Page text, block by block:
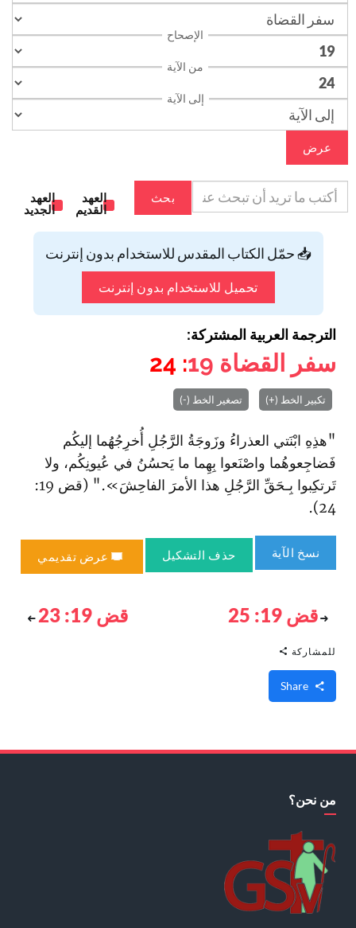
الإصحاح
من الآية
إلى الآية
عرض
بحث
العهد
القديم
العهد
الجديد
📥 حمّل الكتاب المقدس للاستخدام بدون إنترنت
تحميل للاستخدام بدون إنترنت
الترجمة العربية المشتركة:
سفر القضاة 19
: 24
تكبير الخط (+) تصغير الخط (-)
"هذِهِ ا‏بْنَتي العذراءُ وزَوجَةُ الرَّجُلِ أُخرِجُهُما إليكُم
فَضاجِعوهُما وا‏صْنَعوا بِهِما ما يَحسُنُ في عُيونِكُم، ولا
تَرتكِبوا بِـحَقِّ الرَّجُلِ هذا الأمرَ الفاحِشَ»." (قض 19:
24).
نسخ الآية حذف التشكيل عرض تقديمي
قض 19: 25 قض 19: 23
للمشاركة
من نحن؟